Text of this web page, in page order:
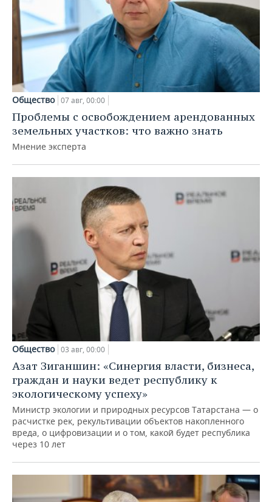
Общество 07 авг, 00:00
Проблемы с освобождением арендованных
земельных участков: что важно знать
Мнение эксперта
Общество 03 авг, 00:00
Азат Зиганшин: «Синергия власти, бизнеса,
граждан и науки ведет республику к
экологическому успеху»
Министр экологии и природных ресурсов Татарстана — о
расчистке рек, рекультивации объектов накопленного
вреда, о цифровизации и о том, какой будет республика
через 10 лет